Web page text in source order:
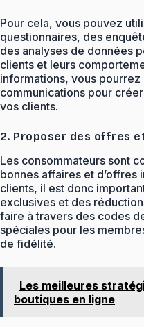
Pour cela, vous pouvez
questionnaires, des
des analyses de données
clients et leurs
informations, vous
communications pour
vos clients.
2. Proposer des offres
Les consommateurs sont
bonnes affaires et
clients, il est donc
exclusives et des
faire à travers des codes
spéciales pour les
de fidélité.
Les meilleures
boutiques en ligne